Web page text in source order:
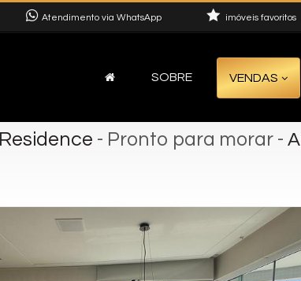
Atendimento via WhatsApp imóveis favoritos
SOBRE VENDAS
- Pronto para morar -